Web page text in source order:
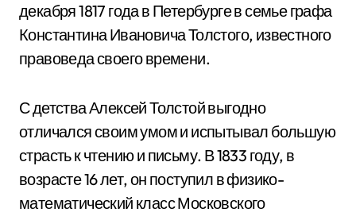
декабря 1817 года в Петербурге в семье графа
Константина Ивановича Толстого, известного
правоведа своего времени.
С детства Алексей Толстой выгодно
отличался своим умом и испытывал большую
страсть к чтению и письму. В 1833 году, в
возрасте 16 лет, он поступил в физико-
математический класс Московского